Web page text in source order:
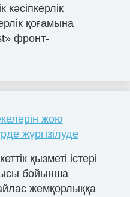
кәсіпкерлік
қоғамына
фронт-
жою
жүргізілуде
қызметі істері
бойынша
жемқорлыққа